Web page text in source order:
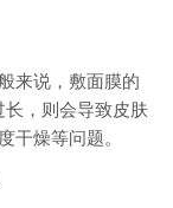
来说，敷面膜的
长，则会导致皮肤
干燥等问题。